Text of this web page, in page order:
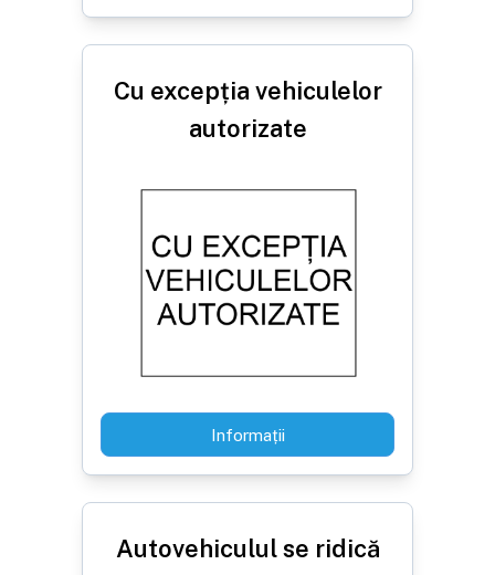
Cu excepția vehiculelor
autorizate
Informații
Autovehiculul se ridică